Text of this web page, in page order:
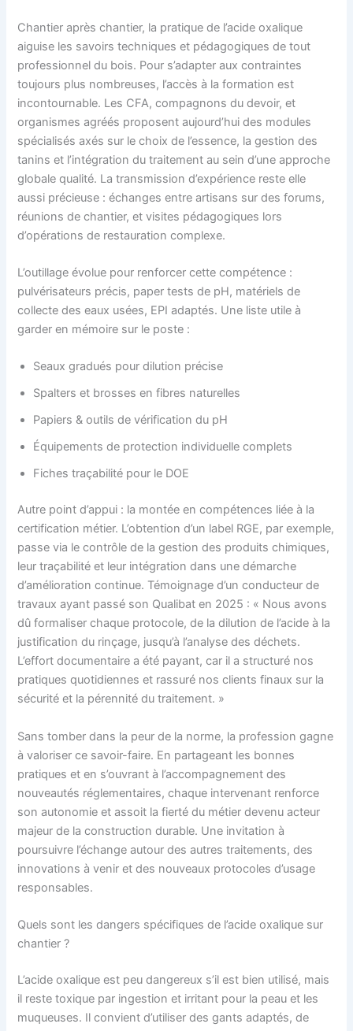
Chantier après chantier, la pratique de l’acide oxalique
aiguise les savoirs techniques et pédagogiques de tout
professionnel du bois. Pour s’adapter aux contraintes
toujours plus nombreuses, l’accès à la formation est
incontournable. Les CFA, compagnons du devoir, et
organismes agréés proposent aujourd’hui des modules
spécialisés axés sur le choix de l’essence, la gestion des
tanins et l’intégration du traitement au sein d’une approche
globale qualité. La transmission d’expérience reste elle
aussi précieuse : échanges entre artisans sur des forums,
réunions de chantier, et visites pédagogiques lors
d’opérations de restauration complexe.
L’outillage évolue pour renforcer cette compétence :
pulvérisateurs précis, paper tests de pH, matériels de
collecte des eaux usées, EPI adaptés. Une liste utile à
garder en mémoire sur le poste :
Seaux gradués pour dilution précise
Spalters et brosses en fibres naturelles
Papiers & outils de vérification du pH
Équipements de protection individuelle complets
Fiches traçabilité pour le DOE
Autre point d’appui : la montée en compétences liée à la
certification métier. L’obtention d’un label RGE, par exemple,
passe via le contrôle de la gestion des produits chimiques,
leur traçabilité et leur intégration dans une démarche
d’amélioration continue. Témoignage d’un conducteur de
travaux ayant passé son Qualibat en 2025 : « Nous avons
dû formaliser chaque protocole, de la dilution de l’acide à la
justification du rinçage, jusqu’à l’analyse des déchets.
L’effort documentaire a été payant, car il a structuré nos
pratiques quotidiennes et rassuré nos clients finaux sur la
sécurité et la pérennité du traitement. »
Sans tomber dans la peur de la norme, la profession gagne
à valoriser ce savoir-faire. En partageant les bonnes
pratiques et en s’ouvrant à l’accompagnement des
nouveautés réglementaires, chaque intervenant renforce
son autonomie et assoit la fierté du métier devenu acteur
majeur de la construction durable. Une invitation à
poursuivre l’échange autour des autres traitements, des
innovations à venir et des nouveaux protocoles d’usage
responsables.
Quels sont les dangers spécifiques de l’acide oxalique sur
chantier ?
L’acide oxalique est peu dangereux s’il est bien utilisé, mais
il reste toxique par ingestion et irritant pour la peau et les
muqueuses. Il convient d’utiliser des gants adaptés, de